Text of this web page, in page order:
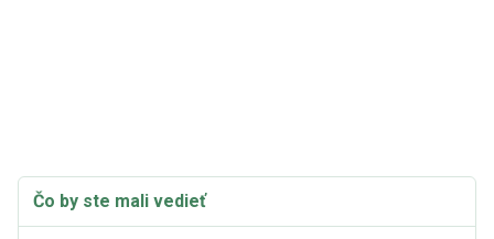
Čo by ste mali vedieť